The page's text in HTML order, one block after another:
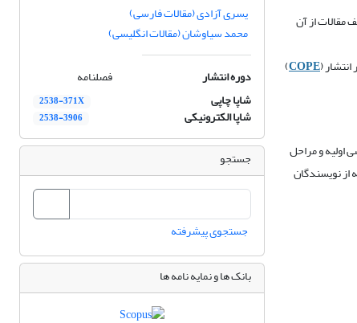
از آن
(
COPE
)
اولیه و مراحل
نویسندگان
یسری آزادی (مقالات فارسی)
محمد سیاوشان (مقالات انگلیسی)
دوره انتشار
فصلنامه
شاپا چاپی
2538-371X
شاپا الکترونیکی 2538-3906
جستجو
جستجوی پیشرفته
بانک ها و نمایه نامه ها